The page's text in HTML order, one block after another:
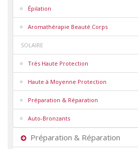
Épilation
Aromathérapie Beauté Corps
SOLAIRE
Très Haute Protection
Haute à Moyenne Protection
Préparation & Réparation
Auto-Bronzants
Préparation & Réparation